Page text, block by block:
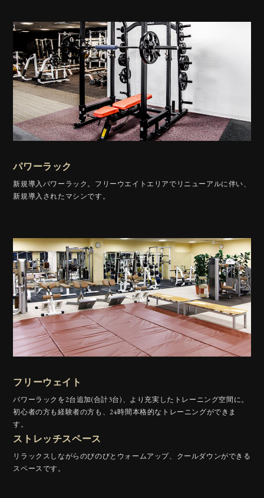
パワーラック
新規導入パワーラック。フリーウエイトエリアでリニューアルに伴い、
新規導入されたマシンです。
フリーウェイト
パワーラックを2台追加(合計3台)、より充実したトレーニング空間に。
初心者の方も経験者の方も、24時間本格的なトレーニングができま
す。
ストレッチスペース
リラックスしながらのびのびとウォームアップ、クールダウンができる
スペースです。